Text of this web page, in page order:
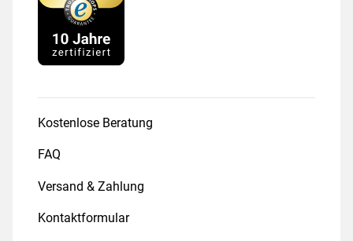
Kostenlose Beratung
FAQ
Versand & Zahlung
Kontaktformular